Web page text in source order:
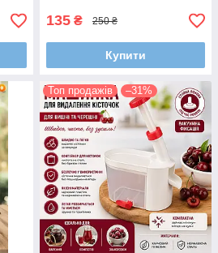
135 ₴ 250 ₴
Купити
Топ продажів –31%